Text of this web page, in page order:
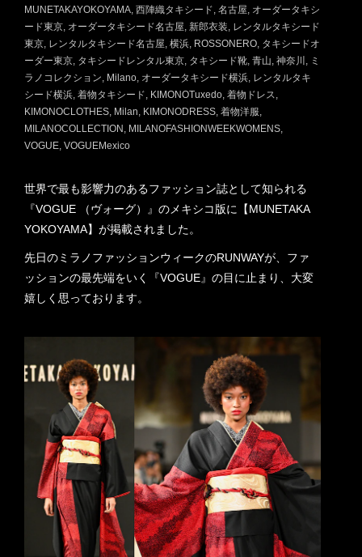
MUNETAKAYOKOYAMA 西陣織タキシード 名古屋 オーダータキシ
ード東京 オーダータキシード名古屋 新郎衣装 レンタルタキシード
東京 レンタルタキシード名古屋 横浜 ROSSONERO タキシードオ
ーダー東京 タキシードレンタル東京 タキシード靴 青山 神奈川
ミ
ラノコレクション
Milano オーダータキシード横浜 レンタルタキ
シード横浜 着物タキシード KIMONOTuxedo 着物ドレス
KIMONOCLOTHES Milan KIMONODRESS 着物洋服
MILANOCOLLECTION
MILANOFASHIONWEEKWOMENS
VOGUE VOGUEMexico
世界で最も影響力のあるファッション誌として知られる
『VOGUE （ヴォーグ）』のメキシコ版に【MUNETAKA
YOKOYAMA】が掲載されました。
先日のミラノファッションウィークのRUNWAYが、ファ
ッションの最先端をいく『VOGUE』の目に止まり、大変
嬉しく思っております。